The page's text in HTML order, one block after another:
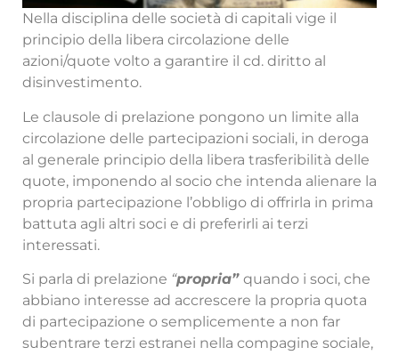
Nella disciplina delle società di capitali vige il
principio della libera circolazione delle
azioni/quote volto a garantire il cd. diritto al
disinvestimento.
Le clausole di prelazione pongono un limite alla
circolazione delle partecipazioni sociali, in deroga
al generale principio della libera trasferibilità delle
quote, imponendo al socio che intenda alienare la
propria partecipazione l’obbligo di offrirla in prima
battuta agli altri soci e di preferirli ai terzi
interessati.
Si parla di prelazione “propria” quando i soci, che
abbiano interesse ad accrescere la propria quota
di partecipazione o semplicemente a non far
subentrare terzi estranei nella compagine sociale,